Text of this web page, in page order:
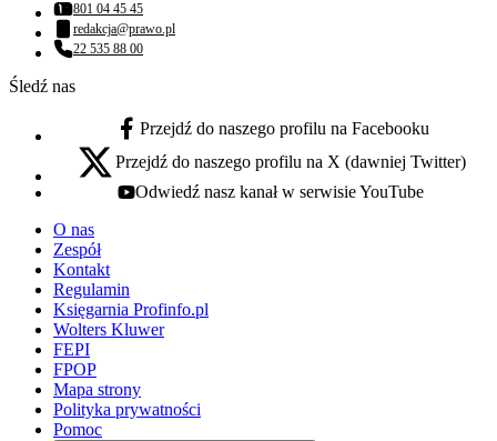
Numer telefonu:
801 04 45 45
Adres email:
redakcja@prawo.pl
Numer telefonu:
22 535 88 00
Śledź nas
facebook - otwiera się w nowej karcie
Przejdź do naszego profilu na Facebooku
x - otwiera się w nowej karcie
Przejdź do naszego profilu na X (dawniej Twitter)
youtube - otwiera się w nowej karcie
Odwiedź nasz kanał w serwisie YouTube
O nas
Zespół
Kontakt
Regulamin
Księgarnia Profinfo.pl
Wolters Kluwer
FEPI
FPOP
Mapa strony
Polityka prywatności
Pomoc